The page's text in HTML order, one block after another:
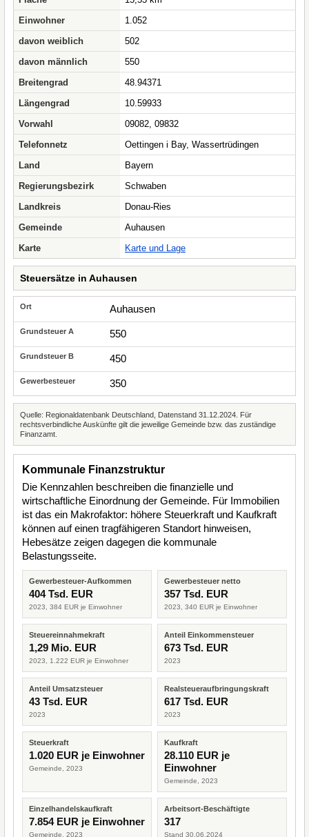
Einwohner
1.052
davon weiblich
502
davon männlich
550
Breitengrad
48.94371
Längengrad
10.59933
Vorwahl
09082, 09832
Telefonnetz
Oettingen i Bay, Wassertrüdingen
Land
Bayern
Regierungsbezirk
Schwaben
Landkreis
Donau-Ries
Gemeinde
Auhausen
Karte
Karte und Lage
Steuersätze in Auhausen
Auhausen
550
450
350
Quelle: Regionaldatenbank Deutschland, Datenstand 31.12.2024. Für
rechtsverbindliche Auskünfte gilt die jeweilige Gemeinde bzw. das zuständige
Finanzamt.
Kommunale Finanzstruktur
Die Kennzahlen beschreiben die finanzielle und
wirtschaftliche Einordnung der Gemeinde. Für Immobilien
ist das ein Makrofaktor: höhere Steuerkraft und Kaufkraft
können auf einen tragfähigeren Standort hinweisen,
Hebesätze zeigen dagegen die kommunale
Belastungsseite.
Gewerbesteuer-Aufkommen
404 Tsd. EUR
2023, 384 EUR je Einwohner
Gewerbesteuer netto
357 Tsd. EUR
2023, 340 EUR je Einwohner
Steuereinnahmekraft
1,29 Mio. EUR
2023, 1.222 EUR je Einwohner
Anteil Einkommensteuer
673 Tsd. EUR
2023
Anteil Umsatzsteuer
43 Tsd. EUR
2023
Realsteueraufbringungskraft
617 Tsd. EUR
2023
Steuerkraft
1.020 EUR je Einwohner
Gemeinde, 2023
Kaufkraft
28.110 EUR je
Einwohner
Gemeinde, 2023
Einzelhandelskaufkraft
7.854 EUR je Einwohner
Gemeinde, 2023
Arbeitsort-Beschäftigte
317
Stand 30.06.2024